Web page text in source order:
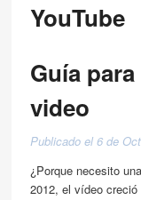
YouTube
Guía
video
Publicado el 6 de
¿Porque necesito
2012, el vídeo